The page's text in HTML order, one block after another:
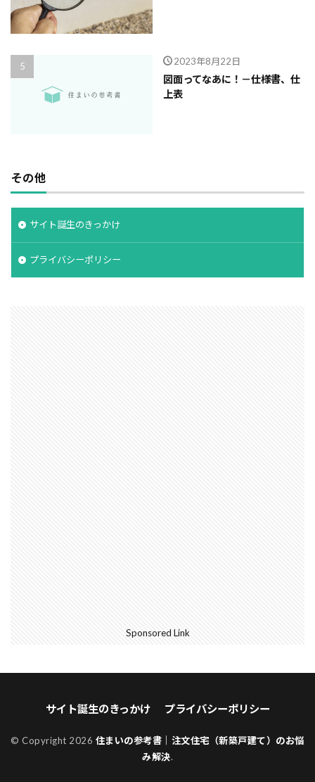
2023年8月22日
図面ってなあに！－仕様書、仕
上表
その他
サイト誕生のきっかけ
プライバシーポリシー
Sponsored Link
サイト誕生のきっかけ プライバシーポリシー
© Copyright 2026 住まいの参考書｜注文住宅（新築戸建て）のお悩
み解決.